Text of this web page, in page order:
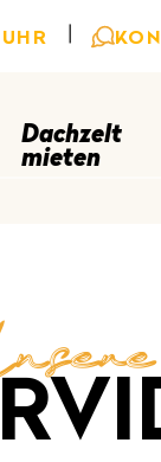
|
Dachzelt
mieten